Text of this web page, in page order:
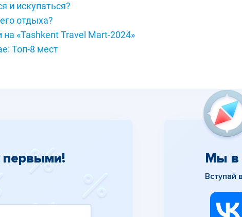
и искупаться?
отдыха?
«Tashkent Travel Mart-2024»
Топ-8 мест
первыми! Мы в
Вступай